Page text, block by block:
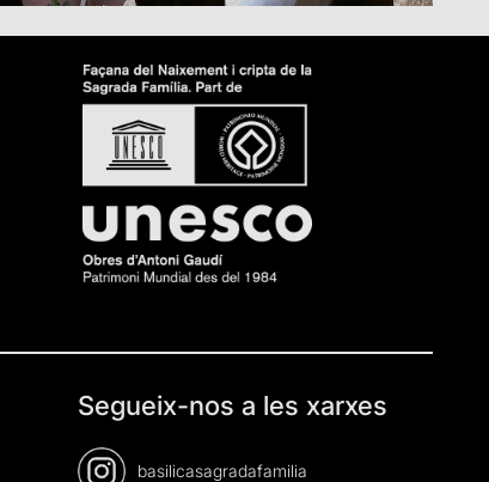
Segueix-nos a les xarxes
basilicasagradafamilia